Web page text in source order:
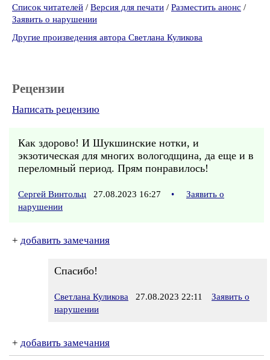
Список читателей / Версия для печати / Разместить анонс /
Заявить о нарушении
Другие произведения автора Светлана Куликова
Рецензии
Написать рецензию
Как здорово! И Шукшинские нотки, и
экзотическая для многих вологодщина, да еще и в
переломный период. Прям понравилось!
Сергей Винтольц 27.08.2023 16:27 •
Заявить о
нарушении
+ добавить замечания
Спасибо!
Светлана Куликова 27.08.2023 22:11
Заявить о
нарушении
+ добавить замечания